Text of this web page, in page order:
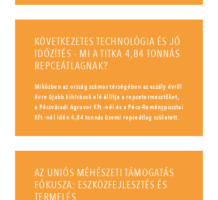
KÖVETKEZETES TECHNOLÓGIA ÉS JÓ
IDŐZÍTÉS - MI A TITKA 4,84 TONNÁS
REPCEÁTLAGNAK?
Miközben az ország számos térségében az aszály évről
évre újabb kihívások elé állítja a repcetermesztőket,
a Pécsváradi Agrover Kft.-nél és a Pécs-Reménypusztai
Kft.-nél idén 4,84 tonnás üzemi repceátlag született.
AZ UNIÓS MÉHÉSZETI TÁMOGATÁS
FÓKUSZA: ESZKÖZFEJLESZTÉS ÉS